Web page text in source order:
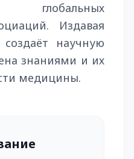
глобальных
Издавая
научную
знаниями и их
медицины.